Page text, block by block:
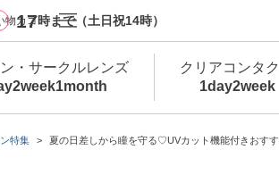
17時まで（土日祝14時）
特集 夏の日差しから瞳を守る♡UVカット機能付きおす
物カゴ
・サークルレンズ
2week1month
クリアコンタ
1day2week